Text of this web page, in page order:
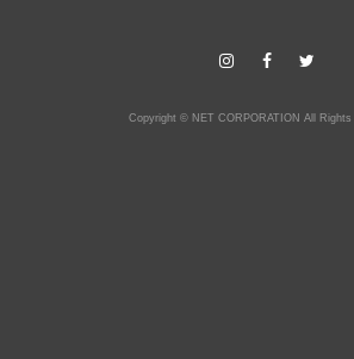
Copyright © NET CORPORATION All Rights